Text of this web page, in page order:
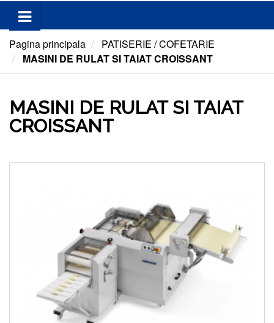
Pagina principala
PATISERIE / COFETARIE
MASINI DE RULAT SI TAIAT CROISSANT
MASINI DE RULAT SI TAIAT
CROISSANT